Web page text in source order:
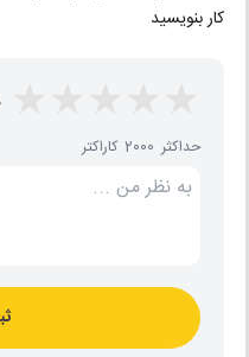
کار بنویسید
حداکثر 2000 کاراکتر